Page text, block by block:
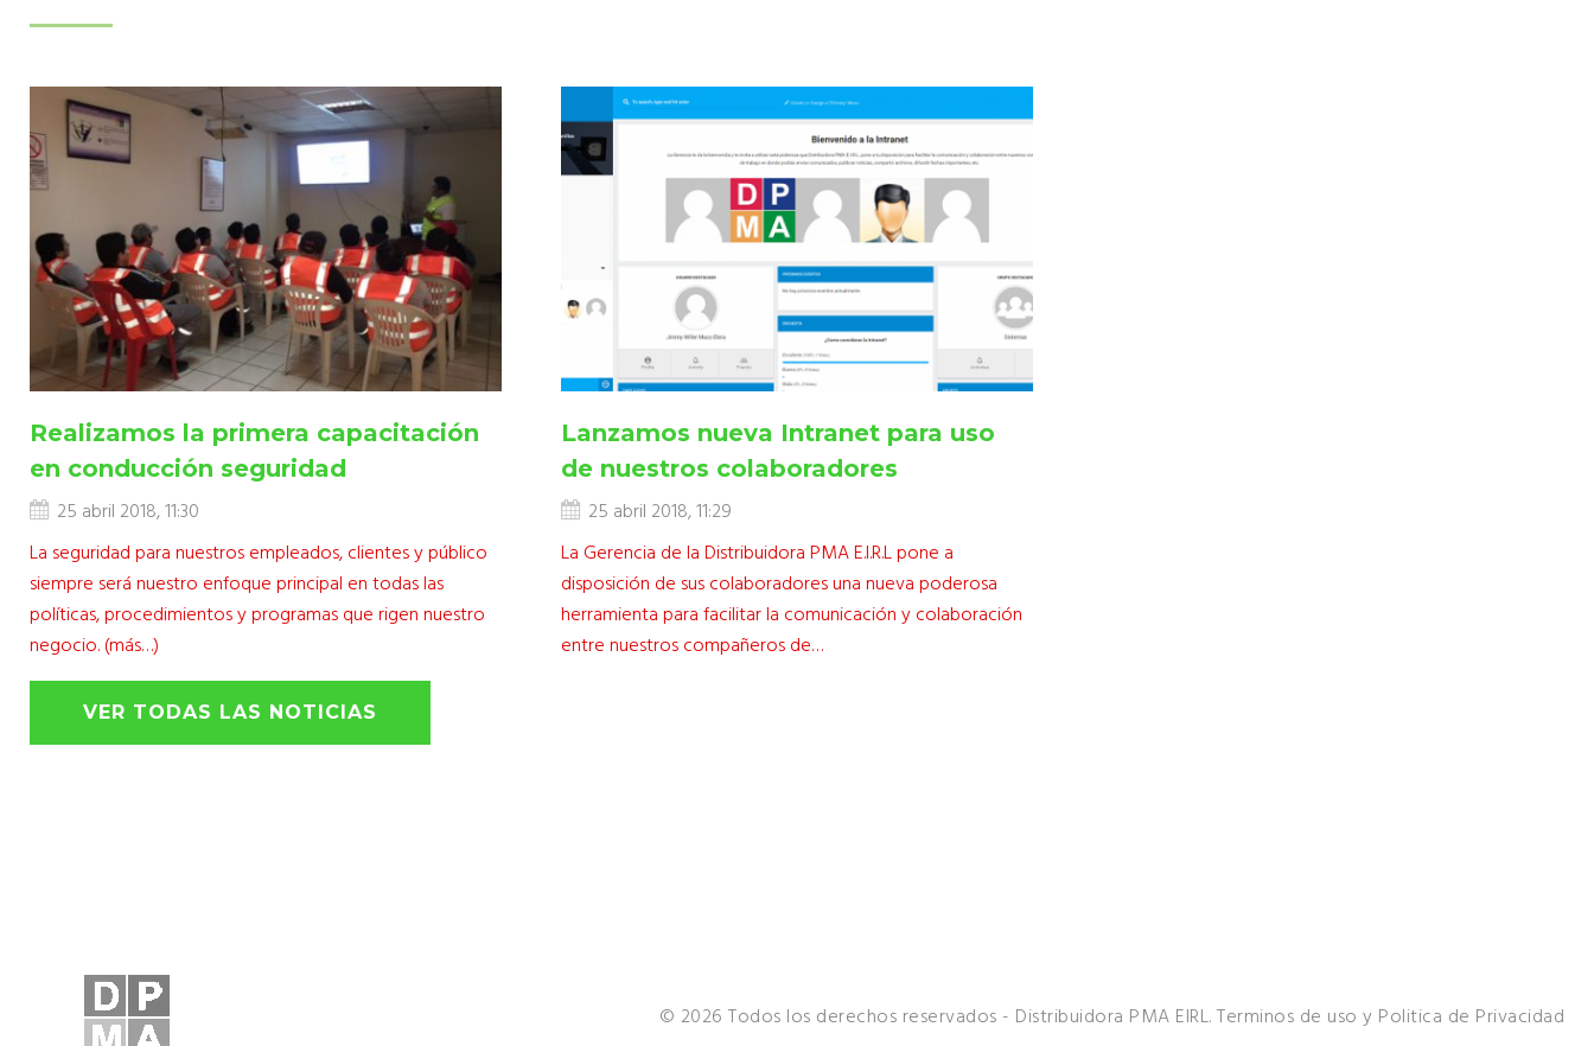
Realizamos la primera capacitación
en conducción seguridad
25 abril 2018, 11:30
La seguridad para nuestros empleados, clientes y público
siempre será nuestro enfoque principal en todas las
políticas, procedimientos y programas que rigen nuestro
negocio. (más…)
Lanzamos nueva Intranet para uso
de nuestros colaboradores
25 abril 2018, 11:29
La Gerencia de la Distribuidora PMA E.I.R.L pone a
disposición de sus colaboradores una nueva poderosa
herramienta para facilitar la comunicación y colaboración
entre nuestros compañeros de…
VER TODAS LAS NOTICIAS
© 2026 Todos los derechos reservados - Distribuidora PMA EIRL.Terminos de uso y Politica de Privacidad